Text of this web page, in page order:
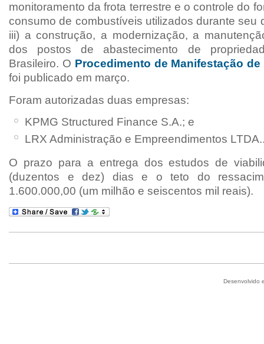
monitoramento dafrota terrestre e o controle do
consumo de combustíveis utilizados durante seu
iii) a construção, a modernização, a
dos postos de abastecimento de
Brasileiro. O Procedimento de Manifestação de
foi publicado em março.
Foram autorizadas duas empresas:
KPMG Structured Finance S.A.; e
LRX Administração e Empreendimentos
O prazo para a entrega dos estudos de
(duzentos e dez) dias e o teto do
1.600.000,00 (um milhão e seiscentos mil reais).
Desenvolvido